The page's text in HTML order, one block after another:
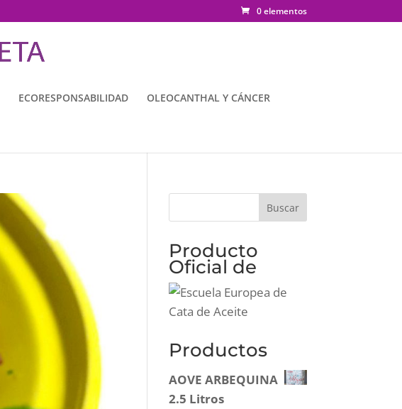
0 elementos
ECORESPONSABILIDAD OLEOCANTHAL Y CÁNCER
Producto
Oficial de
Productos
AOVE ARBEQUINA
2.5 Litros